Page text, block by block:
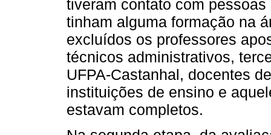
tiveram contato com
tinham alguma formação na
excluídos os professores
técnicos administrativos,
UFPA-Castanhal, docentes
instituições de ensino e
estavam completos.